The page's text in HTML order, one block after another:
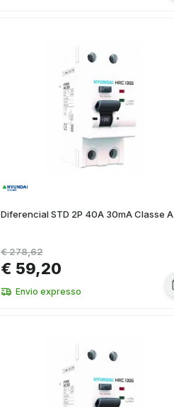
Diferencial STD 2P 40A 30mA Classe A
€ 59,20
€ 278,62
Envio expresso